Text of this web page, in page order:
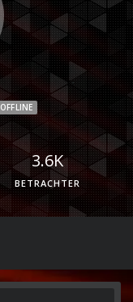
OFFLINE
3.6K
BETRACHTER